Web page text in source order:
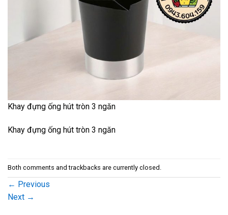
Khay đựng ống hút tròn 3 ngăn
Khay đựng ống hút tròn 3 ngăn
Both comments and trackbacks are currently closed.
← Previous
Next →